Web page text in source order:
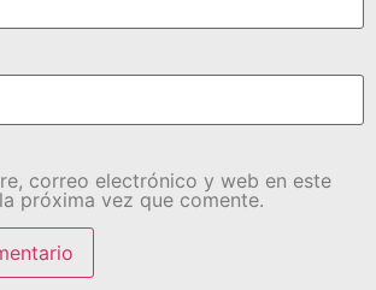
correo electrónico y web en este
próxima vez que comente.